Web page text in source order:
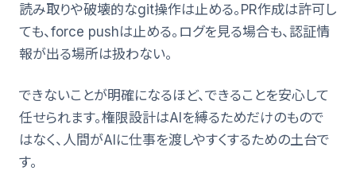
読み取りや破壊的なgit操作は止める。PR作成は許可し
ても、force pushは止める。ログを見る場合も、認証情
報が出る場所は扱わない。
できないことが明確になるほど、できることを安心して
任せられます。権限設計はAIを縛るためだけのもので
はなく、人間がAIに仕事を渡しやすくするための土台で
す。